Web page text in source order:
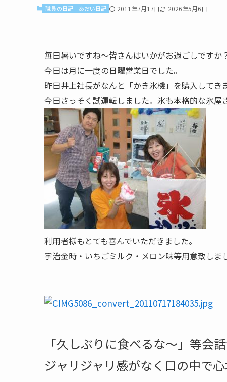
職員の日記 あおい日記 2011年7月17日 2026年5月6日
毎日暑いですね～皆さんはいかがお過ごしですか
今日は月に一度の日曜営業日でした。
昨日井上社長がなんと「かき氷機」を購入してき
今日さっそく試運転しました。氷も本格的な氷屋
利用者様もとても喜んでいただきました。
宇治金時・いちごミルク・メロン味等用意致しま
「久しぶりに食べるな～」等会
ジャリジャリ感がなく口の中で